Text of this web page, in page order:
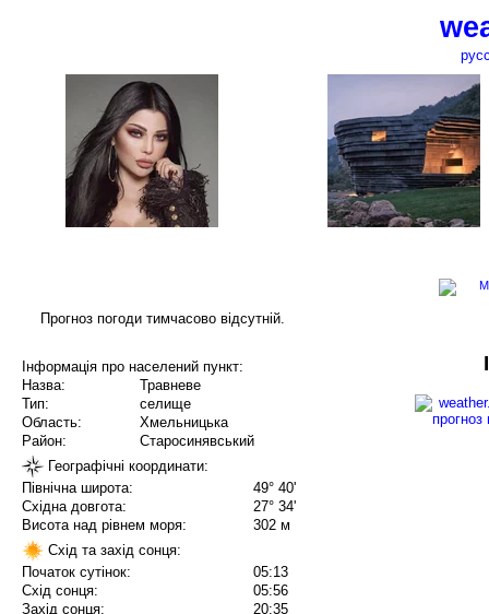
Прогноз погоди тимчасово відсутній.
Інформація про населений пункт:
Назва:
Травневе
Тип:
селище
Область:
Хмельницька
Район:
Старосинявський
Географічні координати:
Північна широта:
49° 40'
Східна довгота:
27° 34'
Висота над рівнем моря:
302 м
Схід та захід сонця:
Початок сутінок:
05:13
Схід сонця:
05:56
Захід сонця:
20:35